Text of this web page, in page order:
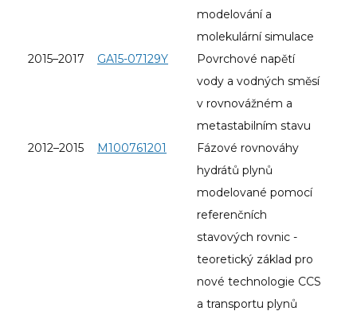
modelování a
molekulární simulace
2015–2017
GA15-07129Y
Povrchové napětí
vody a vodných směsí
v rovnovážném a
metastabilním stavu
2012–2015
M100761201
Fázové rovnováhy
hydrátů plynů
modelované pomocí
referenčních
stavových rovnic -
teoretický základ pro
nové technologie CCS
a transportu plynů